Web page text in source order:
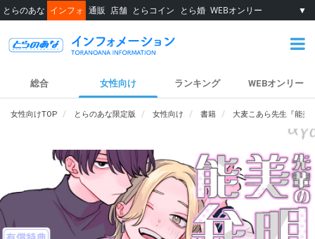
とらのあな インフォ 通販 店舗 とらコイン とら婚 WEBオンリー ▼
総合 女性向け ランキング WEBオンリー
女性向けTOP とらのあな限定版 女性向け 書籍 大麦こあら先生『能美